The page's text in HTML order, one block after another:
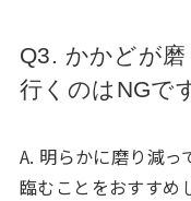
Q3. かかどが
行くのはNGで
A. 明らかに磨り減
臨むことをおすすめ